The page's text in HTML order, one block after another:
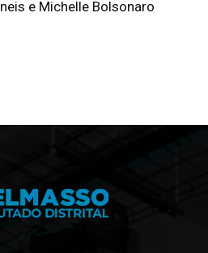
e Michelle Bolsonaro